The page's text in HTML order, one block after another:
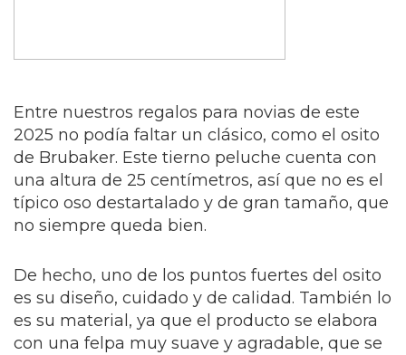
Entre nuestros regalos para novias de este
2025 no podía faltar un clásico, como el osito
de Brubaker. Este tierno peluche cuenta con
una altura de 25 centímetros, así que no es el
típico oso destartalado y de gran tamaño, que
no siempre queda bien.
De hecho, uno de los puntos fuertes del osito
es su diseño, cuidado y de calidad. También lo
es su material, ya que el producto se elabora
con una felpa muy suave y agradable, que se